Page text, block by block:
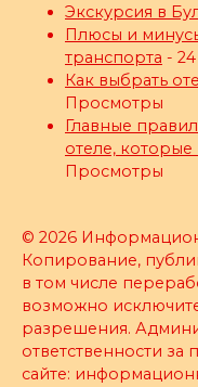
Экскурсия в
Плюсы и
транспорта -
Как выбрать
Просмотры
Главные
отеле, которые
Просмотры
© 2026
Копирование,
в том числе
возможно
разрешения.
ответственности
сайте: